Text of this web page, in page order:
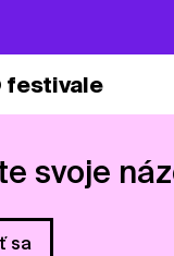
festivale
svoje
sa